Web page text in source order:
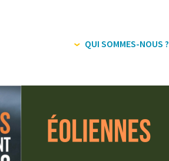
QUI SOMMES-NOUS ?